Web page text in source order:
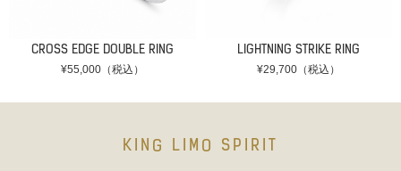
CROSS EDGE DOUBLE RING
¥55,000（税込）
LIGHTNING STRIKE RING
¥29,700（税込）
KING LIMO SPIRIT